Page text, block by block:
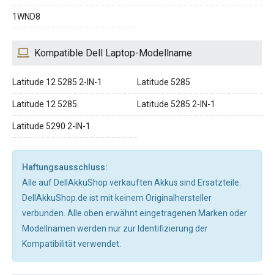
1WND8
Kompatible Dell Laptop-Modellname
Latitude 12 5285 2-IN-1 Latitude 5285
Latitude 12 5285 Latitude 5285 2-IN-1
Latitude 5290 2-IN-1
Haftungsausschluss:
Alle auf DellAkkuShop verkauften Akkus sind Ersatzteile.
DellAkkuShop.de ist mit keinem Originalhersteller
verbunden. Alle oben erwähnt eingetragenen Marken oder
Modellnamen werden nur zur Identifizierung der
Kompatibilität verwendet.